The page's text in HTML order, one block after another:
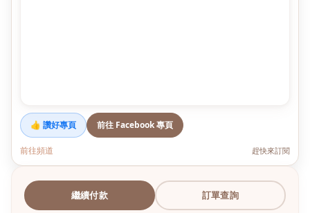
👍 讚好專頁 前往 Facebook 專頁
前往頻道 趕快來訂閱
繼續付款 訂單查詢